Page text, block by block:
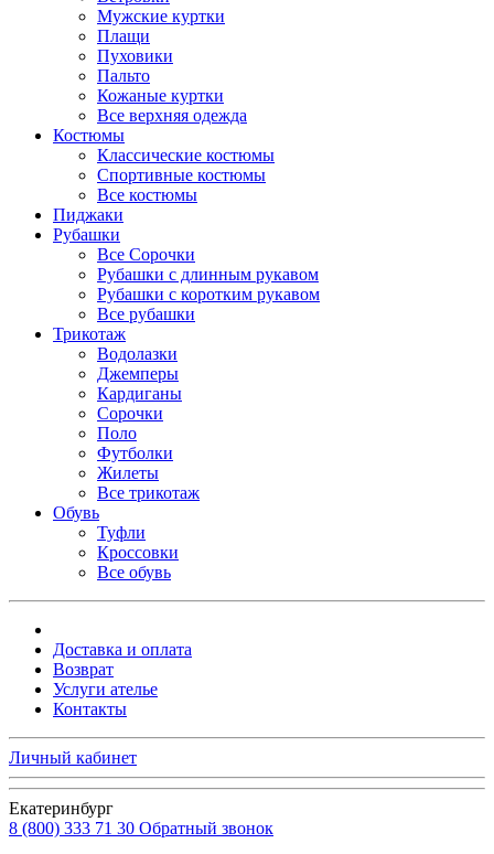
Мужские куртки
Плащи
Пуховики
Пальто
Кожаные куртки
Все верхняя одежда
Костюмы
Классические костюмы
Спортивные костюмы
Все костюмы
Пиджаки
Рубашки
Все Сорочки
Рубашки с длинным рукавом
Рубашки с коротким рукавом
Все рубашки
Трикотаж
Водолазки
Джемперы
Кардиганы
Сорочки
Поло
Футболки
Жилеты
Все трикотаж
Обувь
Туфли
Кроссовки
Все обувь
Доставка и оплата
Возврат
Услуги ателье
Контакты
Личный кабинет
Екатеринбург
8 (800) 333 71 30 Обратный звонок